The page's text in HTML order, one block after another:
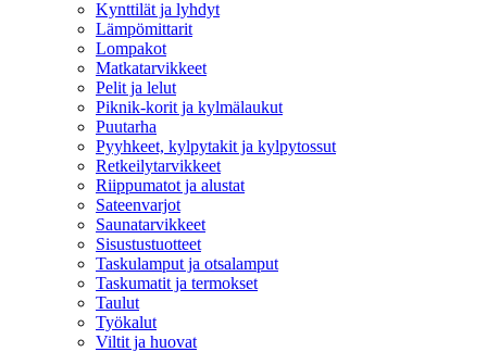
Kynttilät ja lyhdyt
Lämpömittarit
Lompakot
Matkatarvikkeet
Pelit ja lelut
Piknik-korit ja kylmälaukut
Puutarha
Pyyhkeet, kylpytakit ja kylpytossut
Retkeilytarvikkeet
Riippumatot ja alustat
Sateenvarjot
Saunatarvikkeet
Sisustustuotteet
Taskulamput ja otsalamput
Taskumatit ja termokset
Taulut
Työkalut
Viltit ja huovat